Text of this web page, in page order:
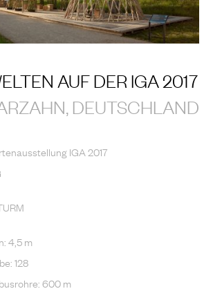
AUF DER IGA 2017
DEUTSCHLAND
IGA 2017
4,5 m
128
600 m